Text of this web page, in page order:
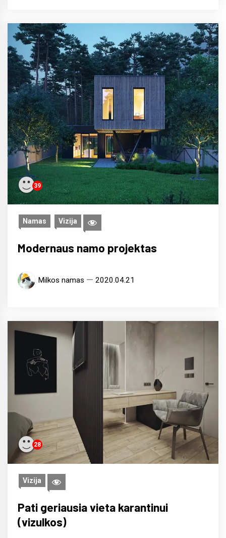
39
Namas Vizija
Modernaus namo projektas
Milkos namas 2020.04.21
28
Vizija
Pati geriausia vieta karantinui
(vizulkos)